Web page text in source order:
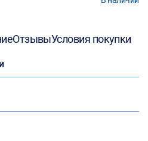
ОтзывыУсловия покупки